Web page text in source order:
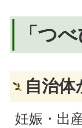
「つ
自治体
妊娠・出